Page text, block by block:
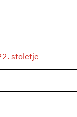
stoletje